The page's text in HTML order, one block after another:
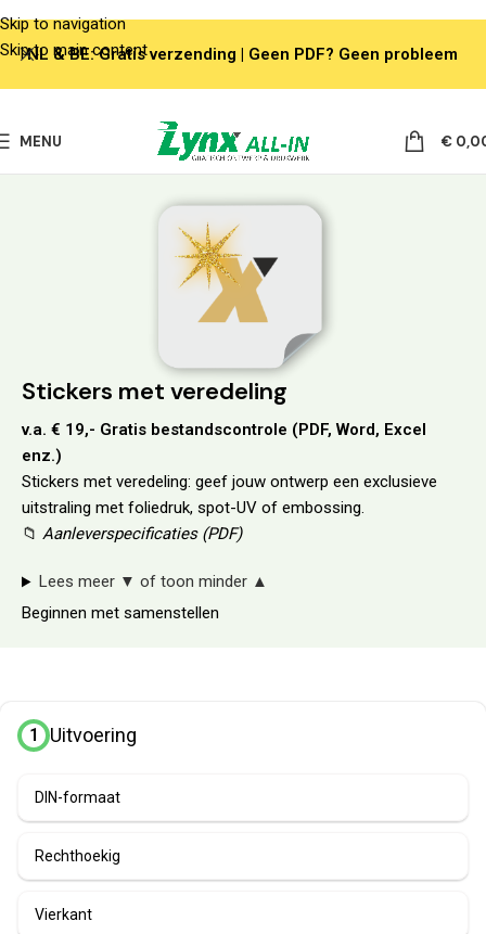
Skip to navigation
Skip to main content
MENU €
Stickers met veredeling
v.a. € 19,- Gratis bestandscontrole (PDF, Word, Excel
enz.)
Stickers met veredeling: geef jouw ontwerp een exclusieve
uitstraling met foliedruk, spot-UV of embossing.
📁 Aanleverspecificaties (PDF)
Lees meer ▼ of toon minder ▲
Beginnen met samenstellen
1 Uitvoering
DIN-formaat
Rechthoekig
Vierkant
NL & BE: Gratis verzending | Geen PDF? Geen probleem